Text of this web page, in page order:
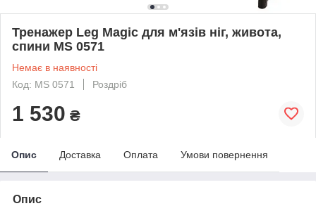
Тренажер Leg Magic для м'язів ніг, живота,
спини MS 0571
Немає в наявності
Код: MS 0571
Роздріб
1 530 ₴
Опис Доставка Оплата Умови повернення
Опис